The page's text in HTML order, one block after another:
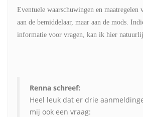
Eventuele waarschuwingen en
aan de bemiddelaar, maar aan de mods.
informatie voor vragen, kan ik hier
Renna schreef:
Heel leuk dat er drie
mij ook een vraag: